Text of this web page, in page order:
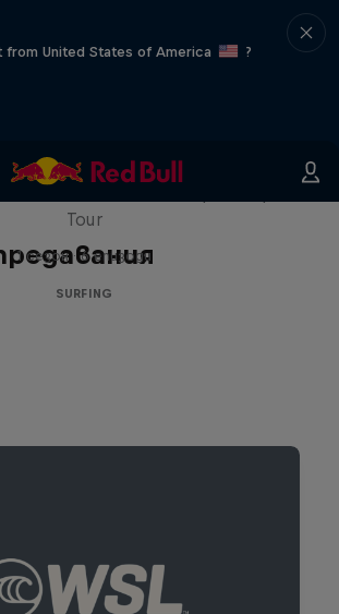
United States of America
?
WSL Replay
Tour
1 сезон · 6 епизоди
SURFING